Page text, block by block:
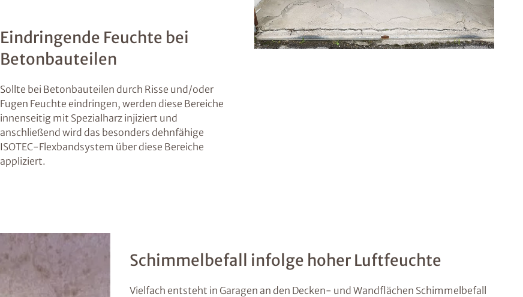
Eindringende Feuchte bei
Betonbauteilen
Sollte bei Betonbauteilen durch Risse und/oder
Fugen Feuchte eindringen, werden diese Bereiche
innenseitig mit Spezialharz injiziert und
anschließend wird das besonders dehnfähige
ISOTEC-Flexbandsystem über diese Bereiche
appliziert.
Schimmelbefall infolge hoher Luftfeuchte
Vielfach entsteht in Garagen an den Decken- und Wandflächen Schimmelbefall